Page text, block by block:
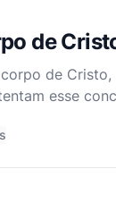
de
de
esse